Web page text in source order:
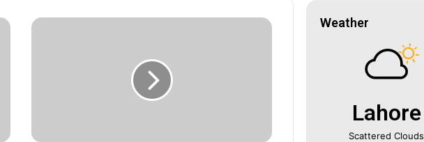
Weather
Lahore
Scattered Clouds